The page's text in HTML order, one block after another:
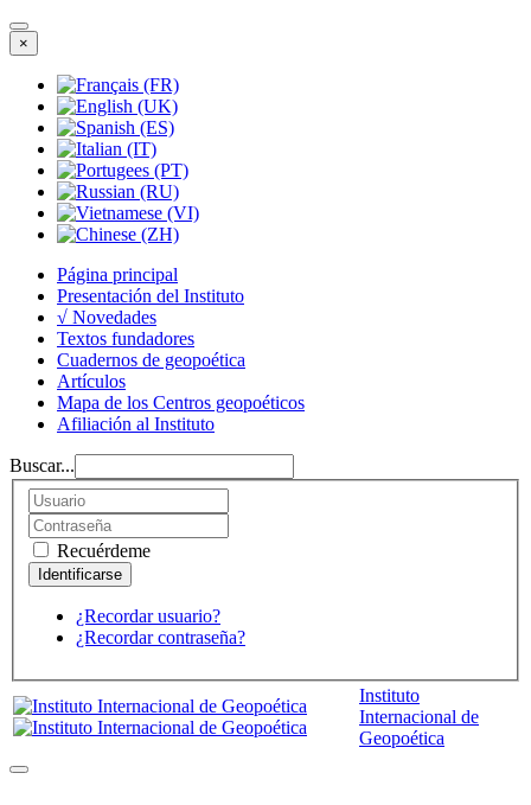
×
Página principal
Presentación del Instituto
√ Novedades
Textos fundadores
Cuadernos de geopoética
Artículos
Mapa de los Centros geopoéticos
Afiliación al Instituto
Buscar...
Recuérdeme
¿Recordar usuario?
¿Recordar contraseña?
Instituto
Internacional de
Geopoética